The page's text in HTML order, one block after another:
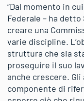
“Dal momento in
Federale – ha
creare una
varie discipline.
struttura che sia
proseguire il suo
anche crescere.
componente di